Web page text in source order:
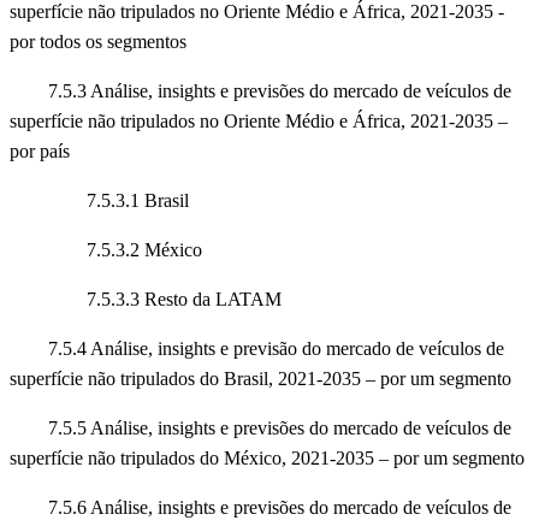
superfície não tripulados no Oriente Médio e África, 2021-2035 -
por todos os segmentos
7.5.3 Análise, insights e previsões do mercado de veículos de
superfície não tripulados no Oriente Médio e África, 2021-2035 –
por país
7.5.3.1 Brasil
7.5.3.2 México
7.5.3.3 Resto da LATAM
7.5.4 Análise, insights e previsão do mercado de veículos de
superfície não tripulados do Brasil, 2021-2035 – por um segmento
7.5.5 Análise, insights e previsões do mercado de veículos de
superfície não tripulados do México, 2021-2035 – por um segmento
7.5.6 Análise, insights e previsões do mercado de veículos de